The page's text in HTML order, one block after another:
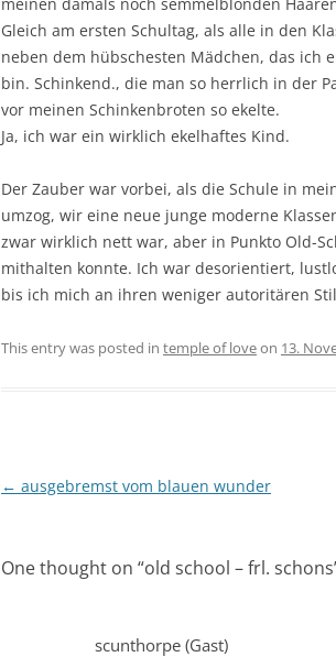
Gleich am ersten Schultag, als alle in den
neben dem hübschesten Mädchen, das ich
bin. Schinkend., die man so herrlich in der
vor meinen Schinkenbroten so ekelte.
Ja, ich war ein wirklich ekelhaftes Kind.
Der Zauber war vorbei, als die Schule in
umzog, wir eine neue junge moderne
zwar wirklich nett war, aber in Punkto Old-
mithalten konnte. Ich war desorientiert,
bis ich mich an ihren weniger autoritären
This entry was posted in temple of loveon 13.
Post
← ausgebremst vom blauen wunder
One thought on “old school – frl. schons
scunthorpe (Gast)